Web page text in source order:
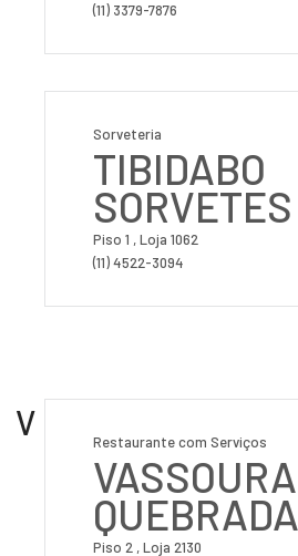
(11) 3379-7876
Sorveteria
TIBIDABO
SORVETES
Piso 1 , Loja 1062
(11) 4522-3094
V Restaurante com Serviços
VASSOURA
QUEBRADA
Piso 2 , Loja 2130